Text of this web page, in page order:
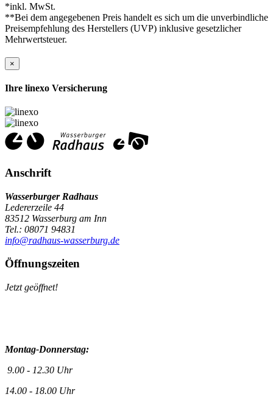
*inkl. MwSt.
**Bei dem angegebenen Preis handelt es sich um die unverbindliche
Preisempfehlung des Herstellers (UVP) inklusive gesetzlicher
Mehrwertsteuer.
×
Ihre linexo Versicherung
Anschrift
Wasserburger Radhaus
Ledererzeile 44
83512 Wasserburg am Inn
Tel.: 08071 94831
info@radhaus-wasserburg.de
Öffnungszeiten
Jetzt geöffnet!
Montag-Donnerstag:
9.00 - 12.30 Uhr
14.00 - 18.00 Uhr